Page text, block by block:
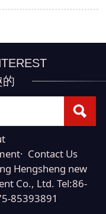
拥有三条从法国引进
的
· Contact Us
Hengsheng new
Co., Ltd. Tel:86-
85393891